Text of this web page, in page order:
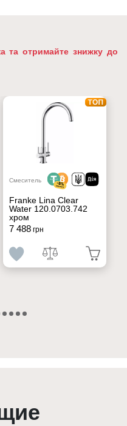
та отримайте знижку до
Смеситель
Franke Lina Clear
Water 120.0703.742
хром
7 488грн